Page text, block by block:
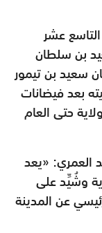
التاسع عشر
‏ســعيد ‏بن ‏سلطان
سعيد ‏بن ‏تيمور
بعد ‏فيضانات
حتى العام
العمري: «يعد
‏وشُيِّد ‏على
عن ‏المدينة